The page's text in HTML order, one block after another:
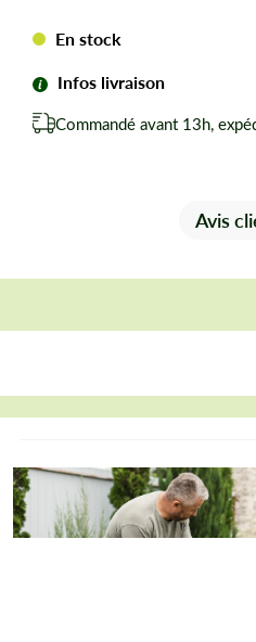
En stock
Infos livraison
Commandé avant 13h,
Avis